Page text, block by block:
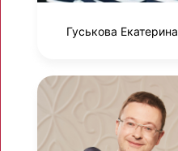
Гуськова Екатерина